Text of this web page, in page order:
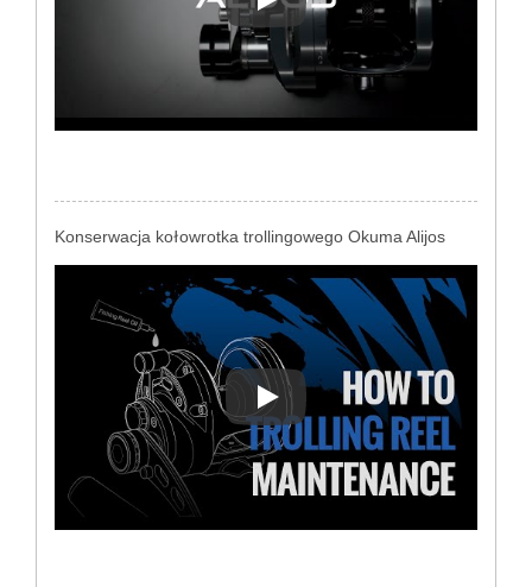
Kołowrotek trollingowy Okuma
Konserwacja kołowrotka trollingowego Okuma Alijos
Konserwacja kołowrotka